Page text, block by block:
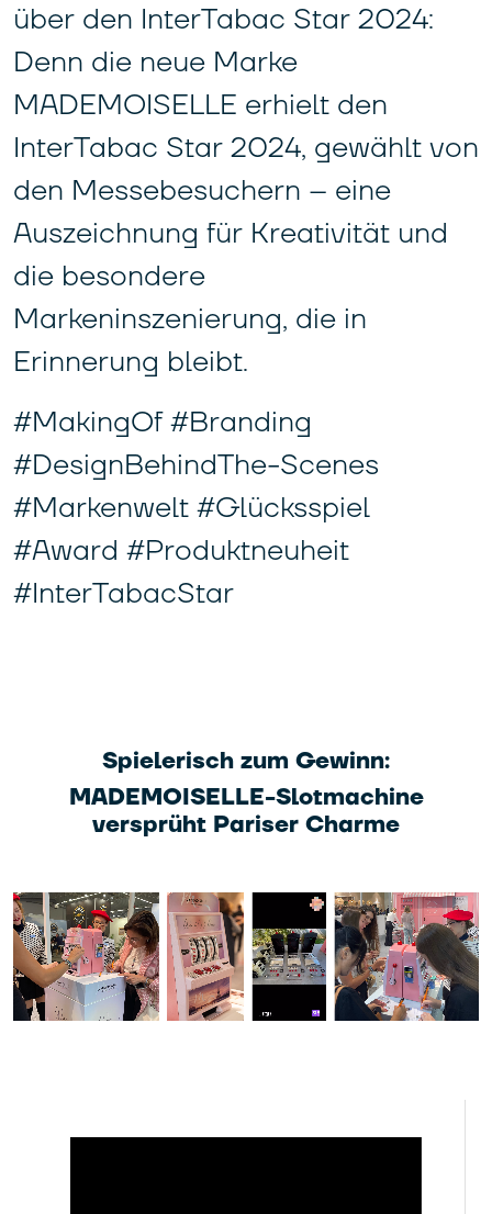
über den InterTabac Star 2024:
Denn die neue Marke
MADEMOISELLE erhielt den
InterTabac Star 2024, gewählt von
den Messebesuchern – eine
Auszeichnung für Kreativität und
die besondere
Markeninszenierung, die in
Erinnerung bleibt.
#MakingOf #Branding
#DesignBehindThe-Scenes
#Markenwelt #Glücksspiel
#Award #Produktneuheit
#InterTabacStar
Spielerisch zum Gewinn:
MADEMOISELLE-Slotmachine
versprüht Pariser Charme